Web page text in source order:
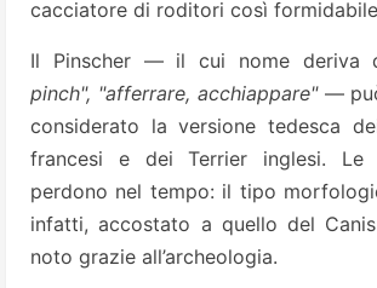
cacciatore di roditori così
Il Pinscher — il cui nome deriva
pinch", "afferrare, acchiappare"—
considerato la versione tedesca
francesi e dei Terrier inglesi. Le
perdono nel tempo: il tipo
infatti, accostato a quello del
noto grazie all’archeologia.